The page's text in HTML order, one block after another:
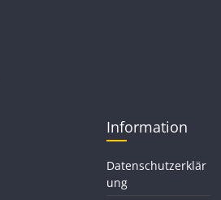
Information
Datenschutzerklär
ung